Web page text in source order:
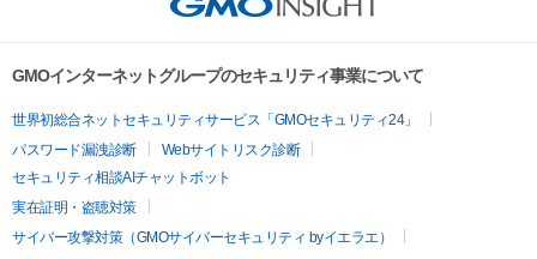
GMOインターネットグループのセキュリティ事業について
世界初総合ネットセキュリティサービス「GMOセキュリティ24」
パスワード漏洩診断
Webサイトリスク診断
セキュリティ相談AIチャットボット
実在証明・盗聴対策
サイバー攻撃対策（GMOサイバーセキュリティ byイエラエ）